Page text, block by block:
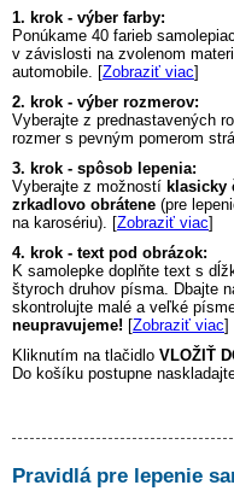
1. krok - výber farby:
Ponúkame 40 farieb
v závislosti na zvolenom
automobile. [Zobraziť viac]
2. krok - výber rozmerov:
Vyberajte z prednastavených
rozmer s pevným pomerom
3. krok - spôsob lepenia:
Vyberajte z možností klasicky
zrkadlovo obrátene (pre
na karosériu). [Zobraziť viac]
4. krok - text pod obrázok:
K samolepke doplňte text s
štyroch druhov písma. Dbajte
skontrolujte malé a veľké
neupravujeme! [Zobraziť viac]
Kliknutím na tlačidlo VLOŽIŤ
Do košíku postupne
Pravidlá pre lepenie